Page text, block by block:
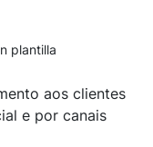
plantilla
aos clientes
e por canais